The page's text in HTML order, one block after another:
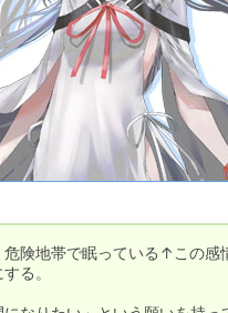
険地帯で眠っている↑この
る。